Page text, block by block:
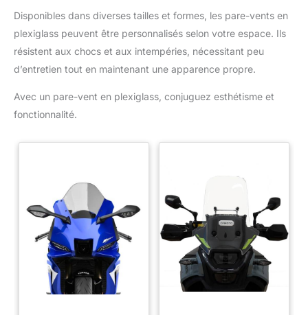
Disponibles dans diverses tailles et formes, les pare-vents en
plexiglass peuvent être personnalisés selon votre espace. Ils
résistent aux chocs et aux intempéries, nécessitant peu
d’entretien tout en maintenant une apparence propre.
Avec un pare-vent en plexiglass, conjuguez esthétisme et
fonctionnalité.